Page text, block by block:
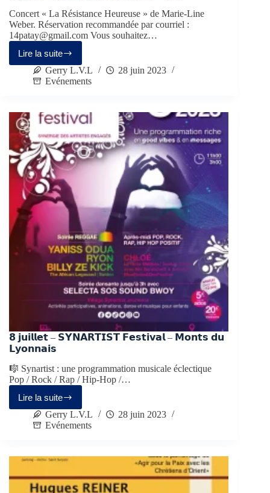
Concert « La Résistance Heureuse » de Marie-Line
Weber. Réservation recommandée par courriel :
14patay@gmail.com Vous souhaitez…
Lire la suite
Gerry L.V.L
28 juin 2023
Evénements
𝟴 𝗷𝘂𝗶𝗹𝗹𝗲𝘁 – 𝗦𝗬𝗡𝗔𝗥𝗧𝗜𝗦𝗧 𝗙𝗲𝘀𝘁𝗶𝘃𝗮𝗹 – 𝗠𝗼𝗻𝘁𝘀 𝗱𝘂
𝗟𝘆𝗼𝗻𝗻𝗮𝗶𝘀
🎼 Synartist : une programmation musicale éclectique
Pop / Rock / Rap / Hip-Hop /…
Lire la suite
Gerry L.V.L
28 juin 2023
Evénements